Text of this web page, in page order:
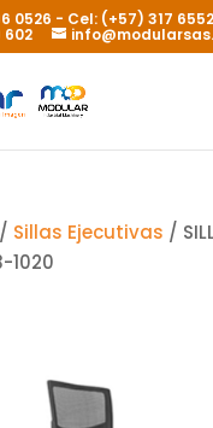
0526 - Cel: (+57) 317
602
/ Sillas Ejecutivas /
1020